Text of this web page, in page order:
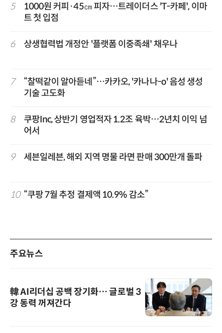
5
1000원 커피·45㎝ 피자…트레이더스 'T-카페', 이마
트 첫 입점
6 상생협력법 개정안 '플랫폼 이중족쇄' 채우나
7
“찰떡같이 알아듣네”…카카오, '카나나-o' 음성 생성
기술 고도화
8
쿠팡Inc, 상반기 영업적자 1.2조 육박…2년치 이익 넘
어서
9 세븐일레븐, 해외 지역 명물 라면 판매 300만개 돌파
10 “쿠팡 7월 추정 결제액 10.9% 감소”
주요뉴스
韓 AI리더십 공백 장기화… 글로벌 3
강 동력 꺼져간다